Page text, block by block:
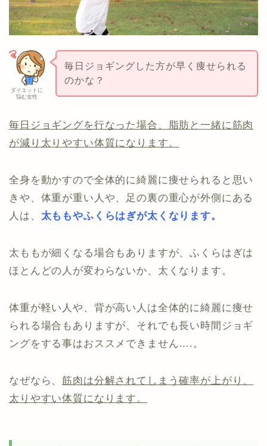
ダイエットに
悩む女性
毎日ジョギングした方が早く痩せられる
のかな？
毎日ジョギングを行なった場合、脂肪と一緒に筋肉
が減り太りやすい体質になります。
全身を動かすので全体的に綺麗に痩せられると思い
きや、体重が重い人や、足の裏の重心が外側にある
人は、 太ももやふくらはぎが太くなります。
太ももが細くなる場合もありますが、ふくらはぎは
ほとんどの人が変わらないか、太くなります。
体重が軽い人や、背が高い人は全体的に綺麗に痩せ
られる場合もありますが、それでも長い時間ジョギ
ングをする事はおススメできません….。
なぜなら、 筋肉は分解されてしまう確率が上がり、
太りやすい体質になります。